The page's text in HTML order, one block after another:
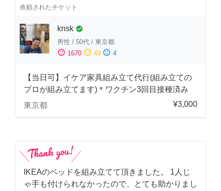
依頼されたチケット
knsk check_circle
男性 / 50代 / 東京都
sentiment_satisfied 1670 sentiment_neutral 49 sentiment_dissatisfied 4
【当日可】イケア家具組み立て代行(組み立ての
プロが組み立てます)＊ワクチン3回目接種済み
東京都
¥3,000
IKEAのベッドを組み立てて頂きました。 1人じ
ゃ手も付けられなかったので、とても助かりまし